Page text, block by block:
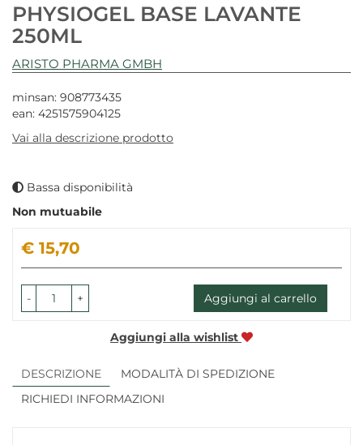
PHYSIOGEL BASE LAVANTE
250ML
ARISTO PHARMA GMBH
minsan: 908773435
ean: 4251575904125
Vai alla descrizione prodotto
Bassa disponibilità
Non mutuabile
Prezzo
€ 15,70
- + Aggiungi al carrello
Aggiungi alla wishlist
DESCRIZIONE
MODALITÀ DI SPEDIZIONE
RICHIEDI INFORMAZIONI